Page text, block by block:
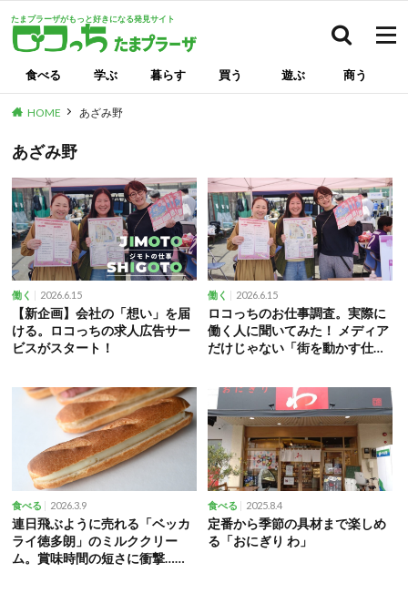
たまプラーザがもっと好きになる発見サイト
食べる 学ぶ 暮らす 買う 遊ぶ 商う
HOME あざみ野
あざみ野
働く 2026.6.15
【新企画】会社の「想い」を届
ける。ロコっちの求人広告サー
ビスがスタート！
働く 2026.6.15
ロコっちのお仕事調査。実際に
働く人に聞いてみた！ メディア
だけじゃない「街を動かす仕
食べる 2026.3.9
連日飛ぶように売れる「ベッカ
ライ徳多朗」のミルククリー
ム。賞味時間の短さに衝撃…！
食べる 2025.8.4
定番から季節の具材まで楽しめ
る「おにぎり わ」